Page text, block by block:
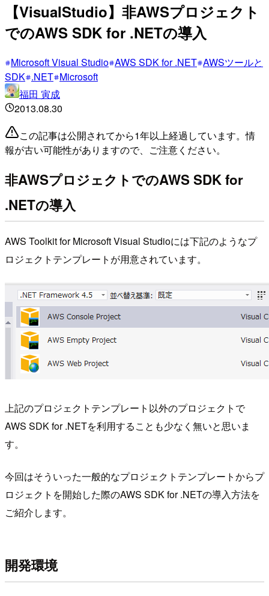
【VisualStudio】非AWSプロジェクト
でのAWS SDK for .NETの導入
Microsoft Visual Studio AWS SDK for .NET AWSツールと
SDK .NET Microsoft
福田 寅成
2013.08.30
この記事は公開されてから1年以上経過しています。情
報が古い可能性がありますので、ご注意ください。
非AWSプロジェクトでのAWS SDK for
.NETの導入
AWS Toolkit for Microsoft Visual Studioには下記のようなプ
ロジェクトテンプレートが用意されています。
上記のプロジェクトテンプレート以外のプロジェクトで
AWS SDK for .NETを利用することも少なく無いと思いま
す。
今回はそういった一般的なプロジェクトテンプレートからプ
ロジェクトを開始した際のAWS SDK for .NETの導入方法を
ご紹介します。
開発環境